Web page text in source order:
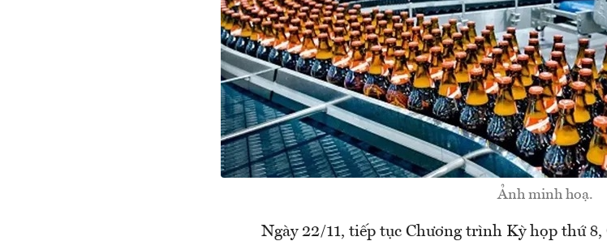
Ảnh minh hoạ.
Ngày 22/11, tiếp tục Chương trình Kỳ họp thứ